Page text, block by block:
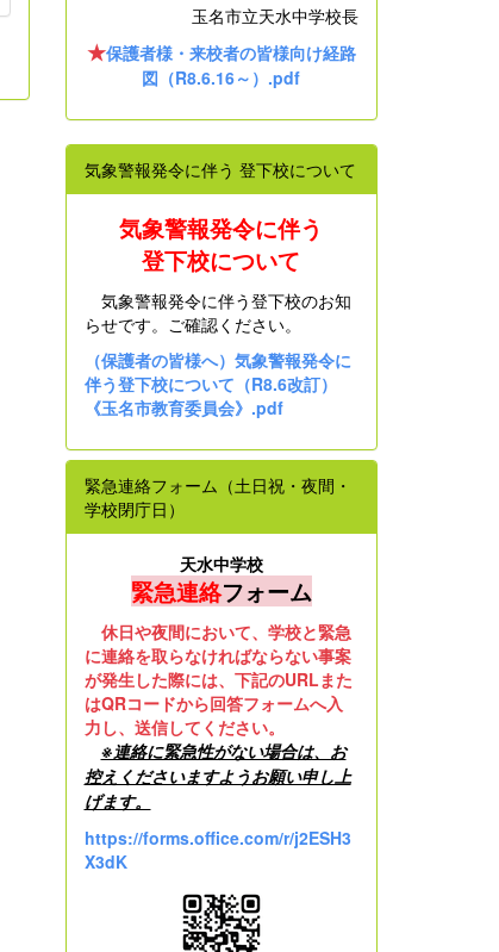
玉名市立天水中学校長
★保護者様・来校者の皆様向け経路
図（R8.6.16～）.pdf
気象警報発令に伴う 登下校について
気象警報発令に伴う
登下校について
気象警報発令に伴う登下校のお知
らせです。ご確認ください。
（保護者の皆様へ）気象警報発令に
伴う登下校について（R8.6改訂）
《玉名市教育委員会》.pdf
緊急連絡フォーム（土日祝・夜間・
学校閉庁日）
天水中学校
緊急連絡フォーム
休日や夜間において、学校と緊急
に連絡を取らなければならない事案
が発生した際には、下記のURLまた
はQRコードから回答フォームへ入
力し、送信してください。
※連絡に緊急性がない場合は、お
控えくださいますようお願い申し上
げます。
https://forms.office.com/r/j2ESH3
X3dK